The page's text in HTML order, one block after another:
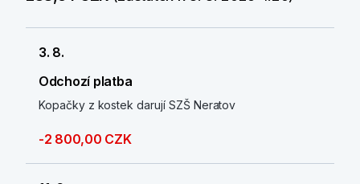
3. 8.
Odchozí platba
Kopačky z kostek darují SZŠ Neratov
-2 800,00 CZK